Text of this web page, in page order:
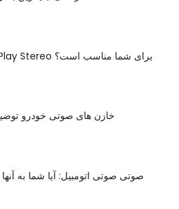
کدام CarPlay Stereo برای شما مناسب است؟
خازن های صوتی خودرو
صوتی صوتی اتومبیل: آیا شما به آنها